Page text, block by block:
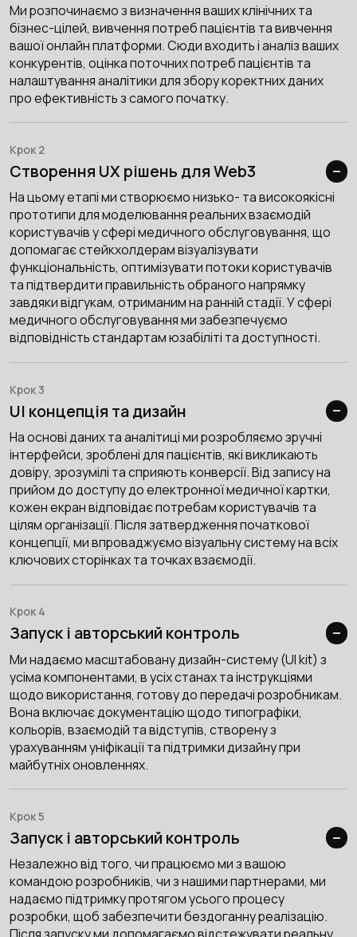
Ми розпочинаємо з визначення ваших клінічних та
бізнес-цілей, вивчення потреб пацієнтів та вивчення
вашої онлайн платформи. Сюди входить і аналіз ваших
конкурентів, оцінка поточних потреб пацієнтів та
налаштування аналітики для збору коректних даних
про ефективність з самого початку.
Крок 2
Створення UX рішень для Web3
На цьому етапі ми створюємо низько- та високоякісні
прототипи для моделювання реальних взаємодій
користувачів у сфері медичного обслуговування, що
допомагає стейкхолдерам візуалізувати
функціональність, оптимізувати потоки користувачів
та підтвердити правильність обраного напрямку
завдяки відгукам, отриманим на ранній стадії. У сфері
медичного обслуговування ми забезпечуємо
відповідність стандартам юзабіліті та доступності.
Крок 3
UI концепція та дизайн
На основі даних та аналітиці ми розробляємо зручні
інтерфейси, зроблені для пацієнтів, які викликають
довіру, зрозумілі та сприяють конверсії. Від запису на
прийом до доступу до електронної медичної картки,
кожен екран відповідає потребам користувачів та
цілям організації. Після затвердження початкової
концепції, ми впроваджуємо візуальну систему на всіх
ключових сторінках та точках взаємодії.
Крок 4
Запуск і авторський контроль
Ми надаємо масштабовану дизайн-систему (UI kit) з
усіма компонентами, в усіх станах та інструкціями
щодо використання, готову до передачі розробникам.
Вона включає документацію щодо типографіки,
кольорів, взаємодій та відступів, створену з
урахуванням уніфікації та підтримки дизайну при
майбутніх оновленнях.
Крок 5
Запуск і авторський контроль
Незалежно від того, чи працюємо ми з вашою
командою розробників, чи з нашими партнерами, ми
надаємо підтримку протягом усього процесу
розробки, щоб забезпечити бездоганну реалізацію.